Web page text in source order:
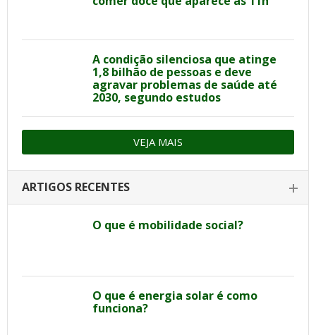
A condição silenciosa que atinge
1,8 bilhão de pessoas e deve
agravar problemas de saúde até
2030, segundo estudos
VEJA MAIS
ARTIGOS RECENTES
O que é mobilidade social?
O que é energia solar é como
funciona?